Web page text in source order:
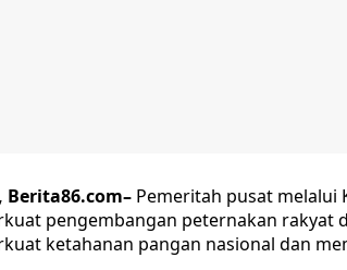
Berita86.com– Pemeritah pusat melalui
pengembangan peternakan rakyat
ketahanan pangan nasional dan